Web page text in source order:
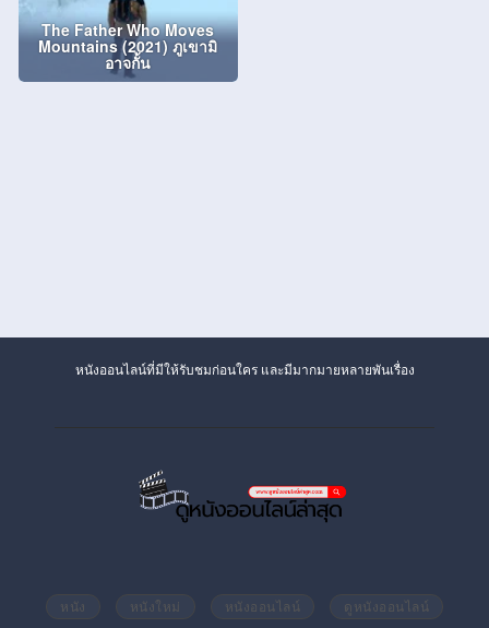
The Father Who Moves
Mountains (2021) ภูเขามิ
อาจกั้น
หนังออนไลน์ที่มีให้รับชมก่อนใคร และมีมากมายหลายพันเรื่อง
หนัง หนังใหม่ หนังออนไลน์ ดูหนังออนไลน์